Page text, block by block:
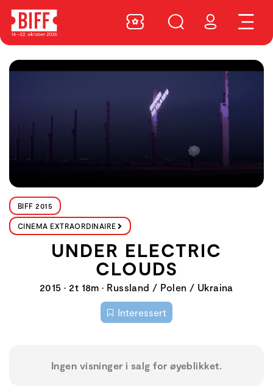
BIFF 2015
CINEMA EXTRAORDINAIRE
UNDER ELECTRIC
CLOUDS
2015 • 2t 18m • Russland / Polen / Ukraina
Interessert
Ingen visninger i salg for øyeblikket.